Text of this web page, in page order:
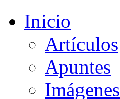
Inicio
Artículos
Apuntes
Imágenes